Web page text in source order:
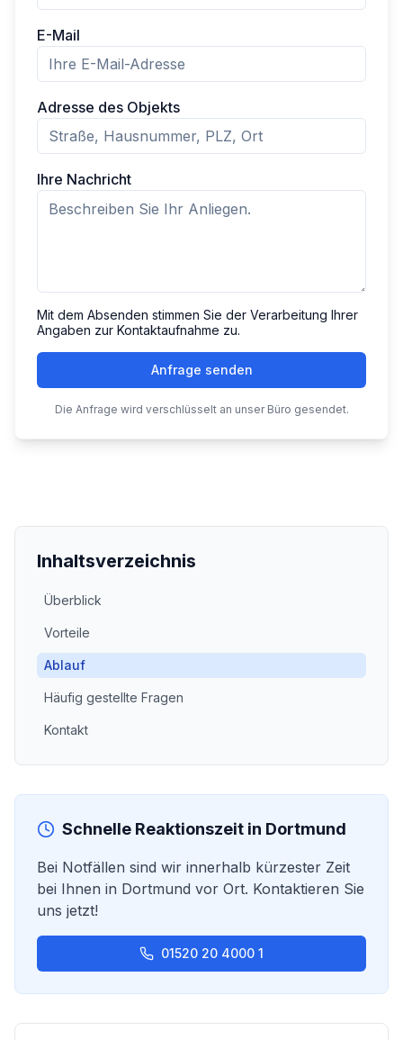
Inhaltsverzeichnis
Überblick
Vorteile
Ablauf
Häufig gestellte Fragen
Kontakt
Schnelle Reaktionszeit in Dortmund
Bei Notfällen sind wir innerhalb kürzester Zeit
bei Ihnen in Dortmund vor Ort. Kontaktieren Sie
uns jetzt!
01520 20 4000 1
E-Mail
Adresse des Objekts
Ihre Nachricht
Mit dem Absenden stimmen Sie der Verarbeitung Ihrer
Angaben zur Kontaktaufnahme zu.
Anfrage senden
Die Anfrage wird verschlüsselt an unser Büro gesendet.